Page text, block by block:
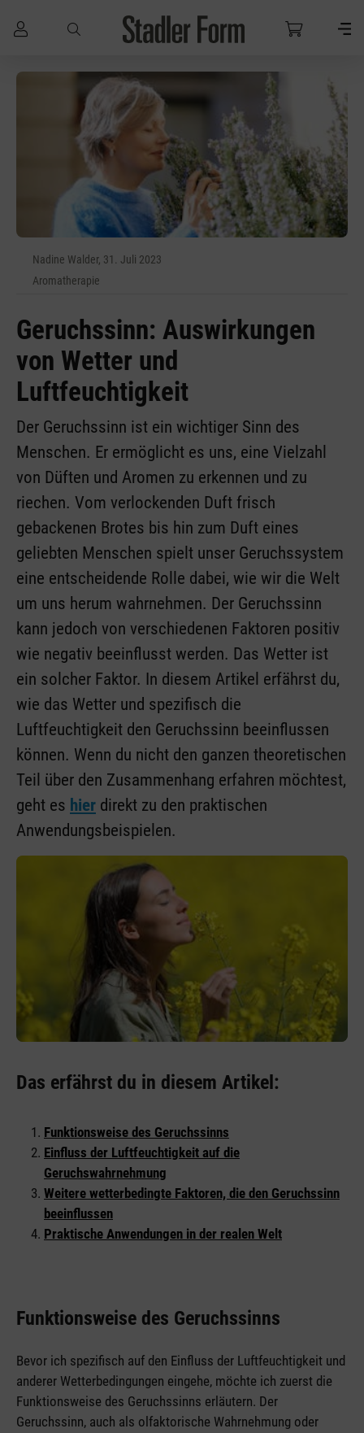
Zum Hauptinhalt springen
Nadine Walder, 31. Juli 2023
Aromatherapie
Geruchssinn: Auswirkungen
von Wetter und
Luftfeuchtigkeit
Der Geruchssinn ist ein wichtiger Sinn des
Menschen. Er ermöglicht es uns, eine Vielzahl
von Düften und Aromen zu erkennen und zu
riechen. Vom verlockenden Duft frisch
gebackenen Brotes bis hin zum Duft eines
geliebten Menschen spielt unser Geruchssystem
eine entscheidende Rolle dabei, wie wir die Welt
um uns herum wahrnehmen. Der Geruchssinn
kann jedoch von verschiedenen Faktoren positiv
wie negativ beeinflusst werden. Das Wetter ist
ein solcher Faktor. In diesem Artikel erfährst du,
wie das Wetter und spezifisch die
Luftfeuchtigkeit den Geruchssinn beeinflussen
können. Wenn du nicht den ganzen theoretischen
Teil über den Zusammenhang erfahren möchtest,
geht es hier direkt zu den praktischen
Anwendungsbeispielen.
Das erfährst du in diesem Artikel:
Funktionsweise des Geruchssinns
Einfluss der Luftfeuchtigkeit auf die
Geruchswahrnehmung
Weitere wetterbedingte Faktoren, die den Geruchssinn
beeinflussen
Praktische Anwendungen in der realen Welt
Funktionsweise des Geruchssinns
Bevor ich spezifisch auf den Einfluss der Luftfeuchtigkeit und
anderer Wetterbedingungen eingehe, möchte ich zuerst die
Funktionsweise des Geruchssinns erläutern. Der
Geruchssinn, auch als olfaktorische Wahrnehmung oder